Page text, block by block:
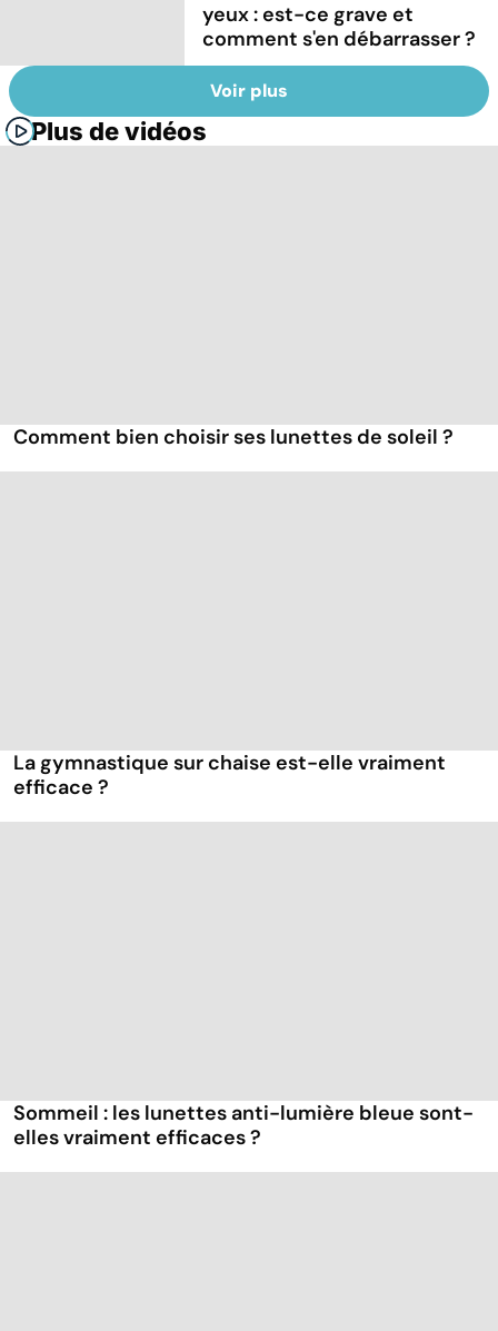
yeux : est-ce grave et
comment s'en débarrasser ?
Voir plus
Plus de vidéos
Comment bien choisir ses lunettes de soleil ?
La gymnastique sur chaise est-elle vraiment
efficace ?
Sommeil : les lunettes anti-lumière bleue sont-
elles vraiment efficaces ?